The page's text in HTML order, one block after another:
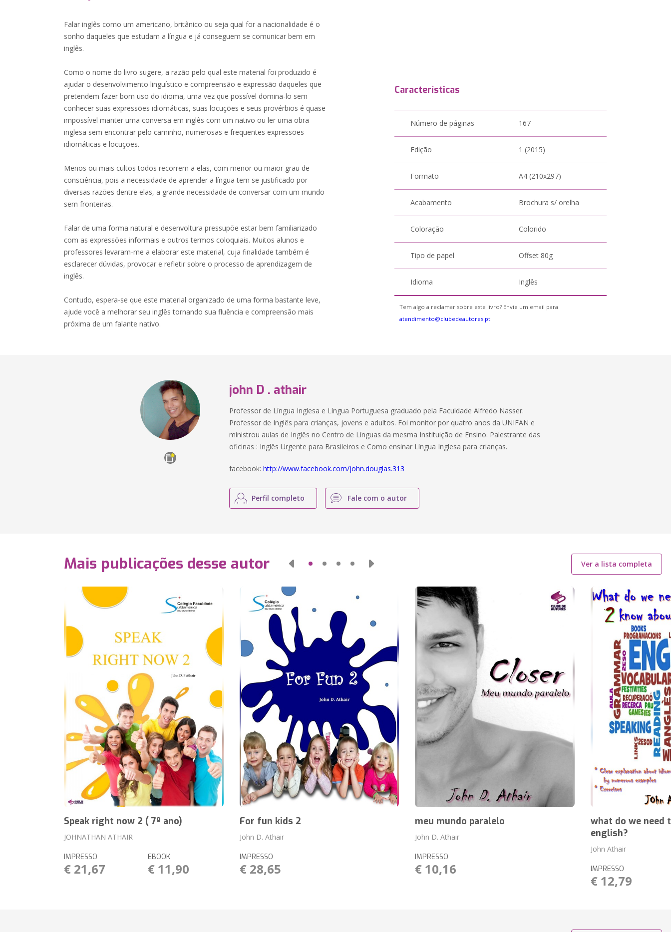
Falar inglês como um americano, britânico ou seja qual for a nacionalidade é o
sonho daqueles que estudam a língua e já conseguem se comunicar bem em
inglês.
Como o nome do livro sugere, a razão pelo qual este material foi produzido é
ajudar o desenvolvimento linguístico e compreensão e expressão daqueles que
pretendem fazer bom uso do idioma, uma vez que possível domina-lo sem
conhecer suas expressões idiomáticas, suas locuções e seus provérbios é quase
impossível manter uma conversa em inglês com um nativo ou ler uma obra
inglesa sem encontrar pelo caminho, numerosas e frequentes expressões
idiomáticas e locuções.
Menos ou mais cultos todos recorrem a elas, com menor ou maior grau de
consciência, pois a necessidade de aprender a língua tem se justificado por
diversas razões dentre elas, a grande necessidade de conversar com um mundo
sem fronteiras.
Falar de uma forma natural e desenvoltura pressupõe estar bem familiarizado
com as expressões informais e outros termos coloquiais. Muitos alunos e
professores levaram-me a elaborar este material, cuja finalidade também é
esclarecer dúvidas, provocar e refletir sobre o processo de aprendizagem de
inglês.
Contudo, espera-se que este material organizado de uma forma bastante leve,
ajude você a melhorar seu inglês tornando sua fluência e compreensão mais
próxima de um falante nativo.
Características
Número de páginas 167
Edição 1 (2015)
Formato A4 (210x297)
Acabamento Brochura s/ orelha
Coloração Colorido
Tipo de papel Offset 80g
Idioma Inglês
Tem algo a reclamar sobre este livro? Envie um email para
atendimento@clubedeautores.pt
john D . athair
Professor de Língua Inglesa e Língua Portuguesa graduado pela Faculdade Alfredo Nasser.
Professor de Inglês para crianças, jovens e adultos. Foi monitor por quatro anos da UNIFAN e
ministrou aulas de Inglês no Centro de Línguas da mesma Instituição de Ensino. Palestrante das
oficinas : Inglês Urgente para Brasileiros e Como ensinar Língua Inglesa para crianças.
facebook:http://www.facebook.com/john.douglas.313
Perfil completo Fale com o autor
Mais publicações desse autor Ver a lista completa
Speak right now 2 ( 7º ano)
JOHNATHAN ATHAIR
IMPRESSO
€ 21,67
EBOOK
€ 11,90
For fun kids 2
John D. Athair
IMPRESSO
€ 28,65
meu mundo paralelo
John D. Athair
IMPRESSO
€ 10,16
what do we need
english?
John Athair
IMPRESSO
€ 12,79